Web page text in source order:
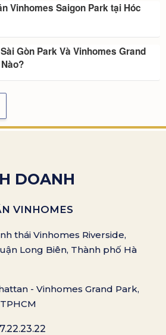
Vinhomes Saigon Park tại Hóc
Gòn Park Và Vinhomes Grand
DOANH
VINHOMES
thái Vinhomes Riverside,
Long Biên, Thành phố Hà
- Vinhomes Grand Park,